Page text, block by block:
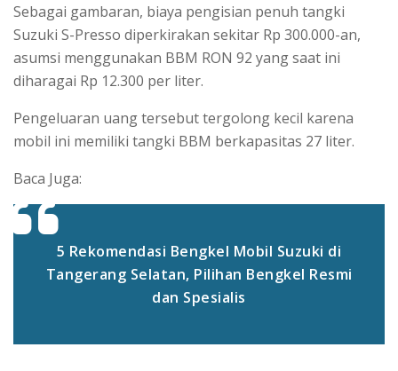
Sebagai gambaran, biaya pengisian penuh tangki
Suzuki S-Presso diperkirakan sekitar Rp 300.000-an,
asumsi menggunakan BBM RON 92 yang saat ini
diharagai Rp 12.300 per liter.
Pengeluaran uang tersebut tergolong kecil karena
mobil ini memiliki tangki BBM berkapasitas 27 liter.
Baca Juga:
5 Rekomendasi Bengkel Mobil Suzuki di
Tangerang Selatan, Pilihan Bengkel Resmi
dan Spesialis